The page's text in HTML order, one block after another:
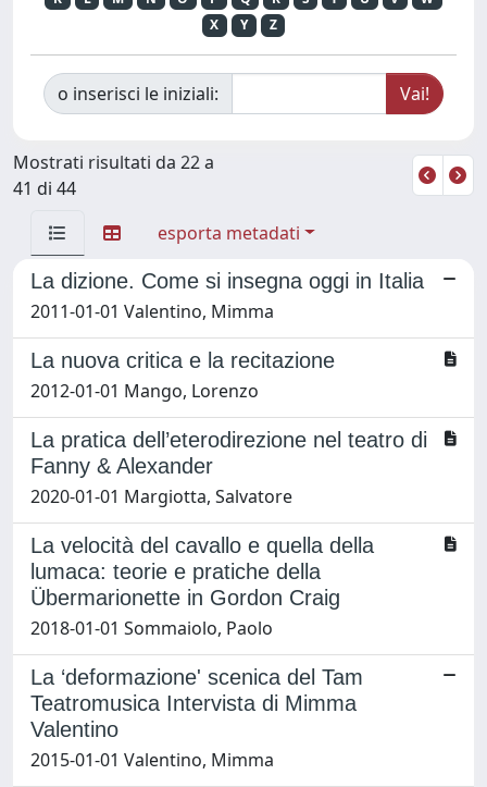
X
Y Z
o inserisci le iniziali:
Mostrati risultati da 22 a
41 di 44
esporta metadati
La dizione. Come si insegna oggi in Italia
2011-01-01 Valentino, Mimma
La nuova critica e la recitazione
2012-01-01 Mango, Lorenzo
La pratica dell’eterodirezione nel teatro di
Fanny & Alexander
2020-01-01 Margiotta, Salvatore
La velocità del cavallo e quella della
lumaca: teorie e pratiche della
Übermarionette in Gordon Craig
2018-01-01 Sommaiolo, Paolo
La ‘deformazione' scenica del Tam
Teatromusica Intervista di Mimma
Valentino
2015-01-01 Valentino, Mimma